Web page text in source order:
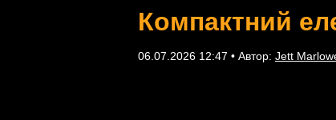
Компактний
06.07.2026 12:47 • Автор: Jett